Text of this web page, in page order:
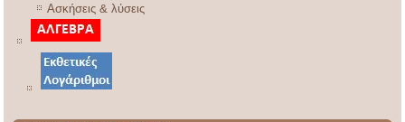
Ασκήσεις & λύσεις